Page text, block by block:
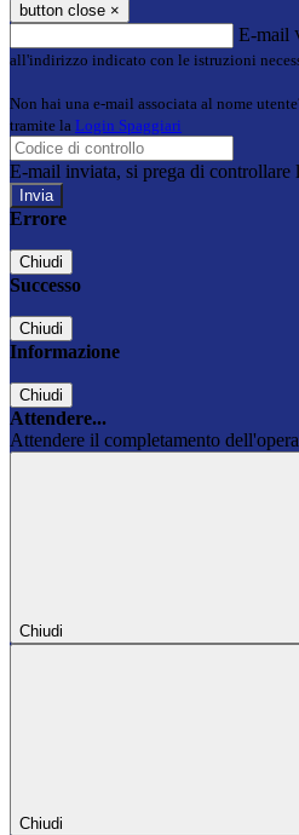
button close ×
E-mail
all'indirizzo indicato con le istruzioni
Non hai una e-mail associata al nome
tramite la Login Spaggiari
E-mail inviata, si prega di controllare
Errore
Chiudi
Successo
Chiudi
Informazione
Chiudi
Attendere...
Attendere il completamento
Chiudi
Chiudi